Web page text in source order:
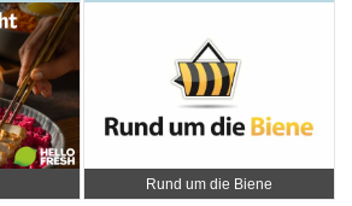
Rund um die Biene